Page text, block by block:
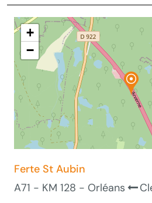
+
−
Ferte St Aubin
A71 - KM 128 - Orléans